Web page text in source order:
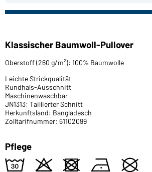
Klassischer Baumwoll-Pullover
Oberstoff (260 g/m²): 100% Baumwolle
Leichte Strickqualität
Rundhals-Ausschnitt
Maschinenwaschbar
JN1313: Taillierter Schnitt
Herkunftsland: Bangladesch
Zolltarifnummer: 61102099
Pflege
e o d n U